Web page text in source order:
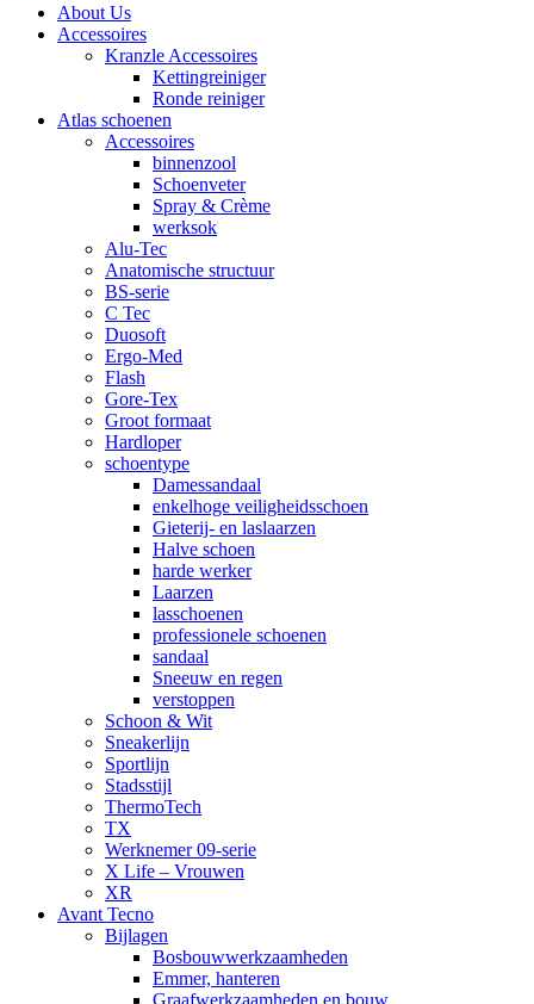
About Us
Accessoires
Kranzle Accessoires
Kettingreiniger
Ronde reiniger
Atlas schoenen
Accessoires
binnenzool
Schoenveter
Spray & Crème
werksok
Alu-Tec
Anatomische structuur
BS-serie
C Tec
Duosoft
Ergo-Med
Flash
Gore-Tex
Groot formaat
Hardloper
schoentype
Damessandaal
enkelhoge veiligheidsschoen
Gieterij- en laslaarzen
Halve schoen
harde werker
Laarzen
lasschoenen
professionele schoenen
sandaal
Sneeuw en regen
verstoppen
Schoon & Wit
Sneakerlijn
Sportlijn
Stadsstijl
ThermoTech
TX
Werknemer 09-serie
X Life – Vrouwen
XR
Avant Tecno
Bijlagen
Bosbouwwerkzaamheden
Emmer, hanteren
Graafwerkzaamheden en bouw